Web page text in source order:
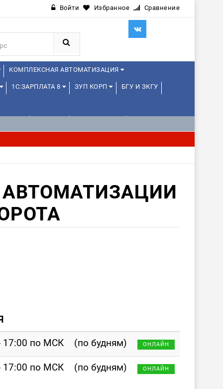
Войти Избранное Сравнение
КОМПЛЕКСНАЯ АВТОМАТИЗАЦИЯ
1С:ЗАРПЛАТА 8 ЗУП КОРП БГУ И ЗКГУ
17:00 по МСК (по будням) ОНЛАЙН
17:00 по МСК (по будням) ОНЛАЙН